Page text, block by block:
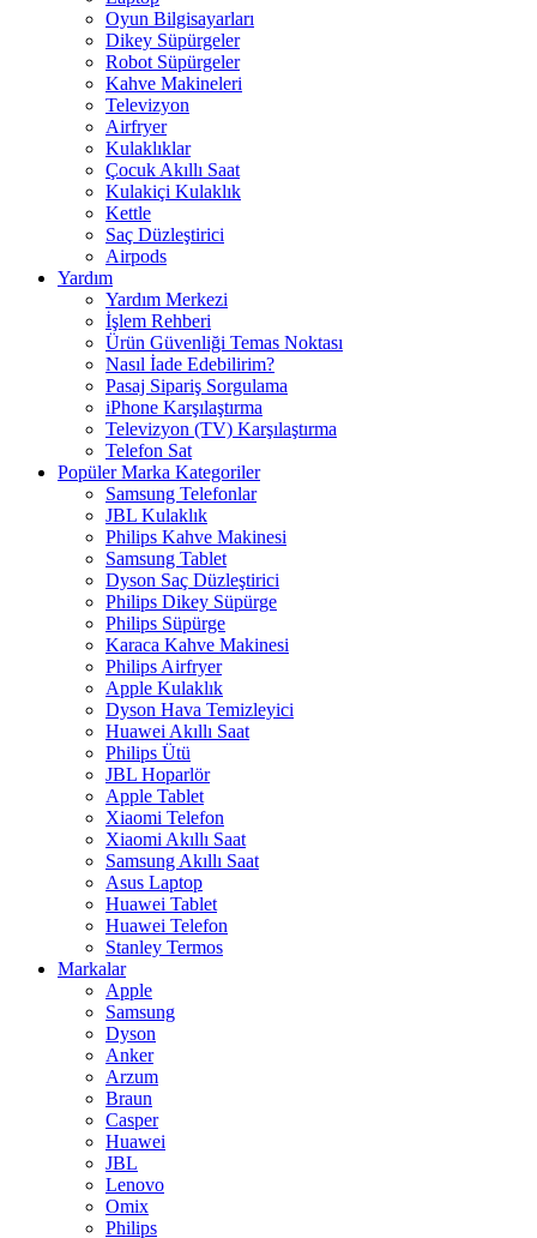
Oyun Bilgisayarları
Dikey Süpürgeler
Robot Süpürgeler
Kahve Makineleri
Televizyon
Airfryer
Kulaklıklar
Çocuk Akıllı Saat
Kulakiçi Kulaklık
Kettle
Saç Düzleştirici
Airpods
Yardım
Yardım Merkezi
İşlem Rehberi
Ürün Güvenliği Temas Noktası
Nasıl İade Edebilirim?
Pasaj Sipariş Sorgulama
iPhone Karşılaştırma
Televizyon (TV) Karşılaştırma
Telefon Sat
Popüler Marka Kategoriler
Samsung Telefonlar
JBL Kulaklık
Philips Kahve Makinesi
Samsung Tablet
Dyson Saç Düzleştirici
Philips Dikey Süpürge
Philips Süpürge
Karaca Kahve Makinesi
Philips Airfryer
Apple Kulaklık
Dyson Hava Temizleyici
Huawei Akıllı Saat
Philips Ütü
JBL Hoparlör
Apple Tablet
Xiaomi Telefon
Xiaomi Akıllı Saat
Samsung Akıllı Saat
Asus Laptop
Huawei Tablet
Huawei Telefon
Stanley Termos
Markalar
Apple
Samsung
Dyson
Anker
Arzum
Braun
Casper
Huawei
JBL
Lenovo
Omix
Philips